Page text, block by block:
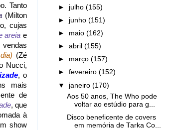
Tanto
(Milton
cujas
areia e
vendas
(Zé
Nucci,
, o
mais
de
, que
à
show
► julho(155)
► junho(151)
► maio(162)
►abril(155)
► março(157)
►fevereiro(152)
▼ janeiro(170)
Aos 50 anos, The Who pode
voltar ao estúdio para g...
Disco beneficente de covers
em memória de Tarka Co...